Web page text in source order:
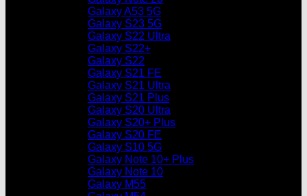
Galaxy A53 5G
Galaxy S23 5G
Galaxy S22 Ultra
Galaxy S22+
Galaxy S22
Galaxy S21 FE
Galaxy S21 Ultra
Galaxy S21 Plus
Galaxy S20 Ultra
Galaxy S20+ Plus
Galaxy S20 FE
Galaxy S10 5G
Galaxy Note 10+ Plus
Galaxy Note 10
Galaxy M55